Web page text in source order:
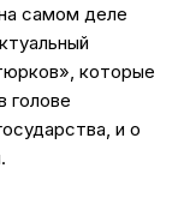
самом деле
которые
голове
и о